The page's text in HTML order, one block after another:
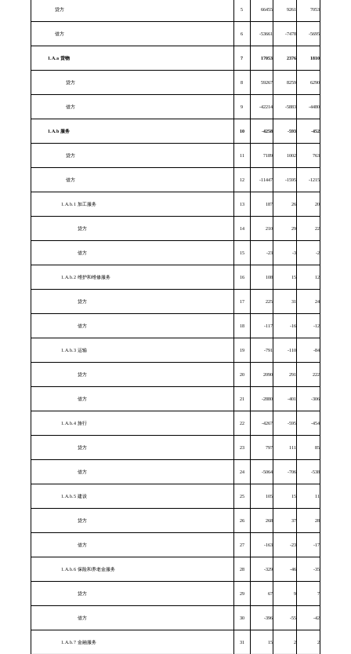
贷方 5 66455 9261 7053
借方 6 -53661 -7478 -5695
1.A.a货物 7 17053 2376 1810
贷方 8 59267 8259 6290
借方 9 -42214 -5883 -4480
1.A.b 服务 10 -4258 -593 -452
贷方 11 7189 1002 763
借方 12 -11447 -1595 -1215
1.A.b.1 加工服务 13 187 26 20
贷方 14 210 29 22
借方 15 -23 -3 -2
1.A.b.2 维护和维修服务 16 108 15 12
贷方 17 225 31 24
借方 18 -117 -16 -12
1.A.b.3 运输 19 -791 -110 -84
贷方 20 2090 291 222
借方 21 -2880 -401 -306
1.A.b.4 旅行 22 -4267 -595 -454
贷方 23 797 111 85
借方 24 -5064 -706 -538
1.A.b.5 建设 25 105 15 11
贷方 26 268 37 28
借方 27 -163 -23 -17
1.A.b.6 保险和养老金服务 28 -329 -46 -35
贷方 29 67 9 7
借方 30 -396 -55 -42
1.A.b.7 金融服务 31 15 2 2